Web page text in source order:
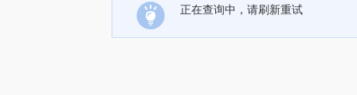
正在查询中，请刷新重试